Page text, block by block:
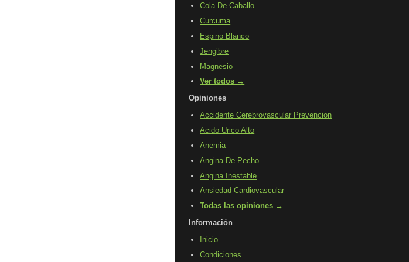
Cola De Caballo
Curcuma
Espino Blanco
Jengibre
Magnesio
Ver todos →
Opiniones
Accidente Cerebrovascular Prevencion
Acido Urico Alto
Anemia
Angina De Pecho
Angina Inestable
Ansiedad Cardiovascular
Todas las opiniones →
Información
Inicio
Condiciones